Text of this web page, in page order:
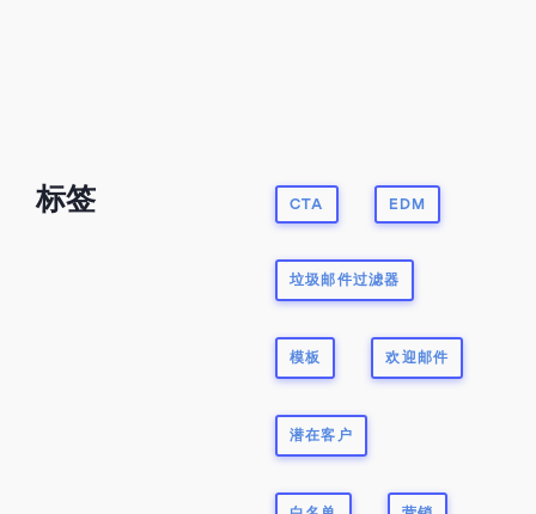
标签 CTA EDM
垃圾邮件过滤器
模板 欢迎邮件
潜在客户